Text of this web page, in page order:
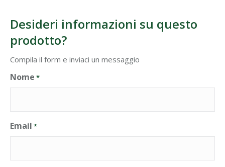
Desideri informazioni su questo
prodotto?
Compila il form e inviaci un messaggio
Nome *
Email *